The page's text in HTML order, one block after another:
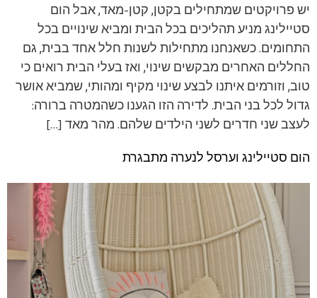
יש פרויקטים שמתחילים בקטן, קטן-מאד, אבל הום
סטיילינג מניע תהליכים בכל הבית ומביא שינויים בכל
התחומים. כשאנחנו מתחילות לשנות חלל אחד בבית, גם
החללים האחרים מבקשים שינוי, ואז בעלי הבית רואים כי
טוב, וזורמים איתנו לבצע שינוי מקיף ומהותי, שמביא אושר
גדול לכל בני הבית. לדירה הזו הגענו כשהמטרה ברורה:
לעצב שני חדרים לשני הילדים שלהם. מהר מאד […]
הום סטיילינג וערסל לנערה מתבגרת